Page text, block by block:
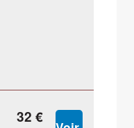
32 €